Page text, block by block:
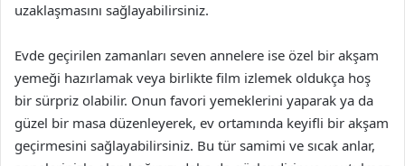
uzaklaşmasını sağlayabilirsiniz.
Evde geçirilen zamanları seven annelere ise özel bir akşam
yemeği hazırlamak veya birlikte film izlemek oldukça hoş
bir sürpriz olabilir. Onun favori yemeklerini yaparak ya da
güzel bir masa düzenleyerek, ev ortamında keyifli bir akşam
geçirmesini sağlayabilirsiniz. Bu tür samimi ve sıcak anlar,